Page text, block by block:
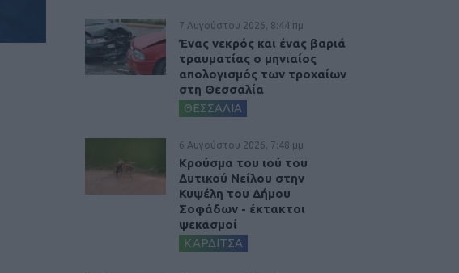
7 Αυγούστου 2026, 8:44 πμ
Ένας νεκρός και ένας βαριά
τραυματίας ο μηνιαίος
απολογισμός των τροχαίων
στη Θεσσαλία
ΘΕΣΣΑΛΙΑ
6 Αυγούστου 2026, 7:48 μμ
Κρούσμα του ιού του
Δυτικού Νείλου στην
Κυψέλη του Δήμου
Σοφάδων - έκτακτοι
ψεκασμοί
ΚΑΡΔΙΤΣΑ